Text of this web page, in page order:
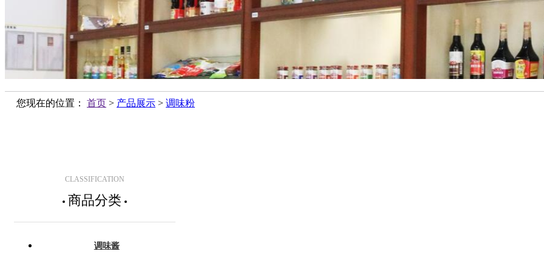
您现在的位置： 首页 > 产品展示 > 调味粉
CLASSIFICATION
商品分类
调味酱